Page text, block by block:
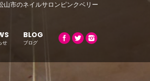
市のネイルサロンピンクベリー
せ
BLOG
ブログ